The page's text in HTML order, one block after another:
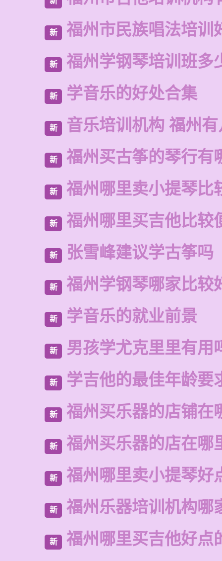
新 福州市民族唱法培训
新 福州学钢琴培训班多
新 学音乐的好处合集
新 音乐培训机构 福州
新 福州买古筝的琴行有
新 福州哪里卖小提琴比
新 福州哪里买吉他比较
新 张雪峰建议学古筝吗
新 福州学钢琴哪家比较
新 学音乐的就业前景
新 男孩学尤克里里有用
新 学吉他的最佳年龄要
新 福州买乐器的店铺在
新 福州买乐器的店在哪
新 福州哪里卖小提琴好
新 福州乐器培训机构哪
新 福州哪里买吉他好点